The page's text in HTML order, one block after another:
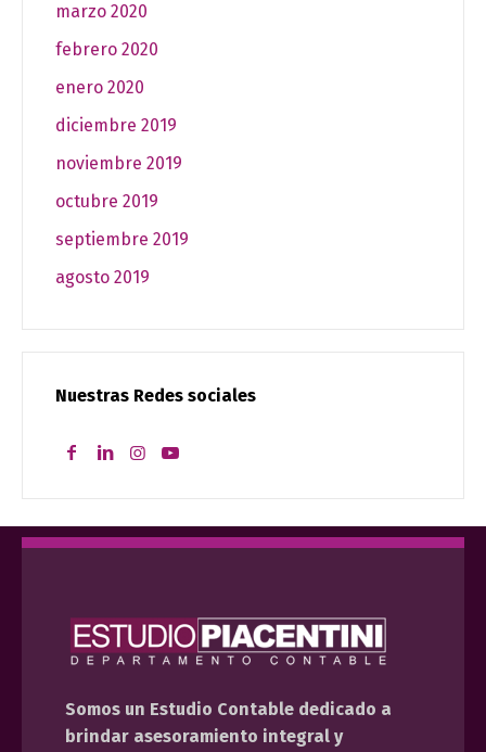
marzo 2020
febrero 2020
enero 2020
diciembre 2019
noviembre 2019
octubre 2019
septiembre 2019
agosto 2019
Nuestras Redes sociales
Somos un Estudio Contable dedicado a
brindar asesoramiento integral y